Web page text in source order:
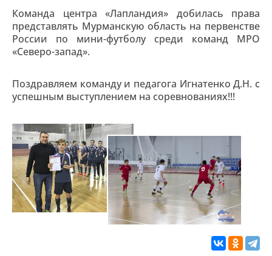
Команда центра «Лапландия» добилась права
представлять Мурманскую область на первенстве
России по мини-футболу среди команд МРО
«Северо-запад».
Поздравляем команду и педагога Игнатенко Д.Н. с
успешным выступлением на соревнованиях!!!